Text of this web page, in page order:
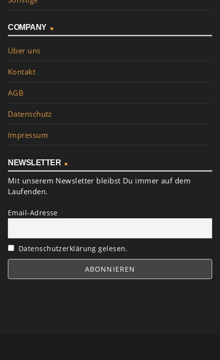
COMPANY
Über uns
Kontakt
AGB
Datenschutz
Impressum
NEWSLETTER
Mit unserem Newsletter bleibst Du immer auf dem
Laufenden.
Email-Adresse
Datenschutzerklärung gelesen.